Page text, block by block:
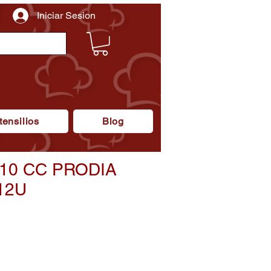
Blog
Iniciar Sesion
CC PRODIA